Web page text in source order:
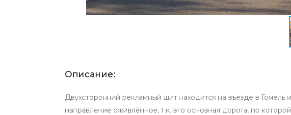
Описание:
Двухсторонний рекламный щит находится на въезде в
направление оживлённое, т.к. это основная дорога, по